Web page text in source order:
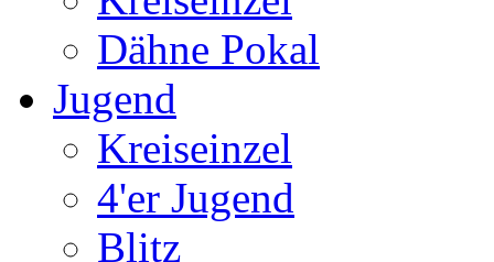
Dähne Pokal
Jugend
Kreiseinzel
4'er Jugend
Blitz